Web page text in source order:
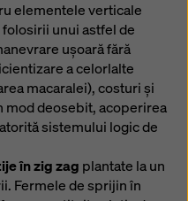
elementele verticale
unui astfel de
ușoară fără
a celorlalte
macaralei), costuri și
mod deosebit, acoperirea
sistemului logic de
în zig zag plantate la un
Fermele de sprijin în